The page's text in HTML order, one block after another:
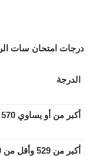
درجات امتحان سات
الدرجة
أكبر من أو يساوي 570
أكبر من 529 وأقل من 570